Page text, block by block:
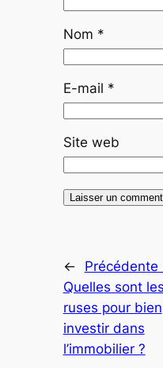
Nom *
E-mail *
Site web
←
Précédente
Quelles sont les
ruses pour bien
investir dans
l’immobilier ?